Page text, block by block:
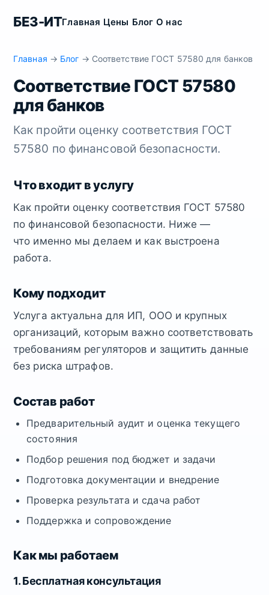
БЕЗ-ИТГлавная Цены Блог О нас
Главная → Блог → Соответствие ГОСТ 57580 для банков
Соответствие ГОСТ 57580
для банков
Как пройти оценку соответствия ГОСТ
57580 по финансовой безопасности.
Что входит в услугу
Как пройти оценку соответствия ГОСТ 57580
по финансовой безопасности. Ниже —
что именно мы делаем и как выстроена
работа.
Кому подходит
Услуга актуальна для ИП, ООО и крупных
организаций, которым важно соответствовать
требованиям регуляторов и защитить данные
без риска штрафов.
Состав работ
Предварительный аудит и оценка текущего
состояния
Подбор решения под бюджет и задачи
Подготовка документации и внедрение
Проверка результата и сдача работ
Поддержка и сопровождение
Как мы работаем
1. Бесплатная консультация